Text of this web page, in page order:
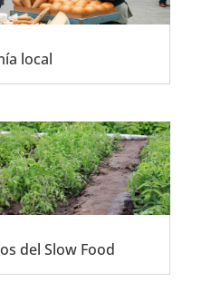
local
del Slow Food